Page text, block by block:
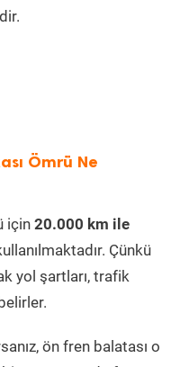
Ömrü Ne
için 20.000 km ile
Çünkü
yol şartları, trafik
ön fren balatası o